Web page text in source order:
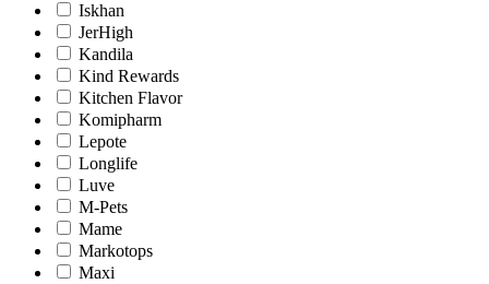
Iskhan
JerHigh
Kandila
Kind Rewards
Kitchen Flavor
Komipharm
Lepote
Longlife
Luve
M-Pets
Mame
Markotops
Maxi